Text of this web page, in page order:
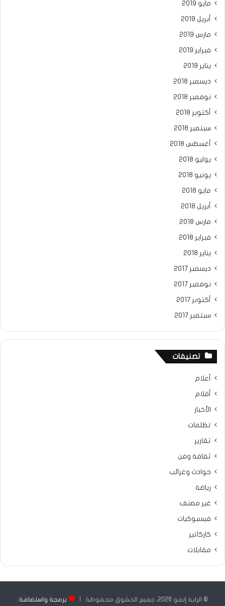
مايو 2019
أبريل 2019
مارس 2019
فبراير 2019
يناير 2019
ديسمبر 2018
نوفمبر 2018
أكتوبر 2018
سبتمبر 2018
أغسطس 2018
يوليو 2018
يونيو 2018
مايو 2018
أبريل 2018
مارس 2018
فبراير 2018
يناير 2018
ديسمبر 2017
نوفمبر 2017
أكتوبر 2017
سبتمبر 2017
تصنيفات
أعلام
أقلام
الأخبار
تظلمات
تقارير
ثقافة وفن
حوادث وغرائب
رياضة
غير مصنف
فيسبوكيات
كاركاتير
مقابلات
© الراية إنفو 2026، جميع الحقوق محفوظة | برمجة واستضافة: